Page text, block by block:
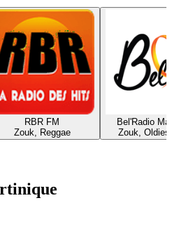
RBR FM
Zouk, Reggae
Bel'Radio
Zouk,